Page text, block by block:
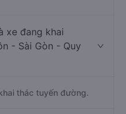
xe đang khai
- Sài Gòn - Quy
thác tuyến đường.